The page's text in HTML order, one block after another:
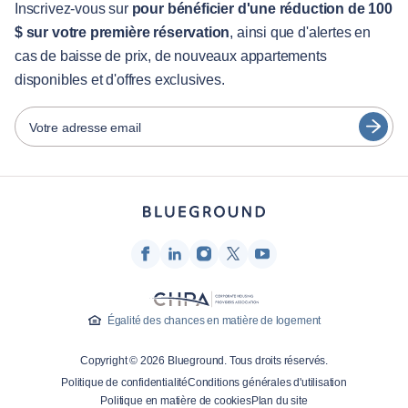
Services aux visiteurs
Guides des villes
Partenaires
Opérateurs de location de meubles
Propriétaires
Partenaires de franchise
À propos de nous
Português
Español
Français
Türkçe
Inscrivez-vous sur pour bénéficier d'une réduction de 100
$ sur votre première réservation, ainsi que d'alertes en
cas de baisse de prix, de nouveaux appartements
disponibles et d'offres exclusives.
Votre adresse email
Égalité des chances en matière de logement
Copyright © 2026 Blueground. Tous droits réservés.
Politique de confidentialitéConditions générales d'utilisation
Politique en matière de cookiesPlan du site